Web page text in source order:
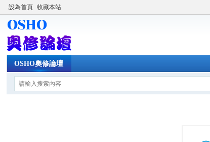
設為首頁 收藏本站
OSHO奧修論壇